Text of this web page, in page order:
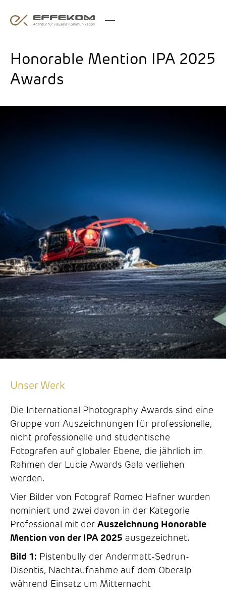
Honorable Mention IPA 2025
Awards
Unser Werk
Die International Photography Awards sind eine
Gruppe von Auszeichnungen für professionelle,
nicht professionelle und studentische
Fotografen auf globaler Ebene, die jährlich im
Rahmen der Lucie Awards Gala verliehen
werden.
Vier Bilder von Fotograf Romeo Hafner wurden
nominiert und zwei davon in der Kategorie
Professional mit der Auszeichnung Honorable
Mention von der IPA 2025 ausgezeichnet.
Bild 1: Pistenbully der Andermatt-Sedrun-
Disentis, Nachtaufnahme auf dem Oberalp
während Einsatz um Mitternacht